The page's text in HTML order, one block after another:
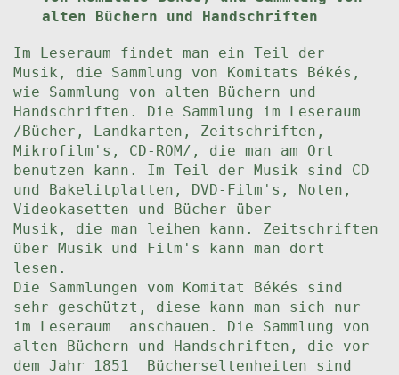
alten Büchern und Handschriften
Im Leseraum findet man ein Teil der
Musik, die Sammlung von Komitats Békés,
wie Sammlung von alten Büchern und
Handschriften. Die Sammlung im Leseraum
/Bücher, Landkarten, Zeitschriften,
Mikrofilm's, CD-ROM/, die man am Ort
benutzen kann. Im Teil der Musik sind CD
und Bakelitplatten, DVD-Film's, Noten,
Videokasetten und Bücher über
Musik, die man leihen kann. Zeitschriften
über Musik und Film's kann man dort
lesen.
Die Sammlungen vom Komitat Békés sind
sehr geschützt, diese kann man sich nur
im Leseraum anschauen. Die Sammlung von
alten Büchern und Handschriften, die vor
dem Jahr 1851 Bücherseltenheiten sind